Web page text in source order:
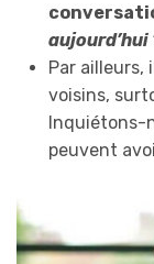
aujourd’hui
Par ailleurs,
voisins,
Inquiétons-
peuvent